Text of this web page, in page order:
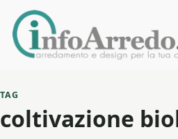
TAG
coltivazione